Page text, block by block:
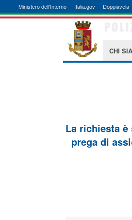
Ministero dell'Interno Italia.gov Doppiavela
CHI
La richiesta
prega di